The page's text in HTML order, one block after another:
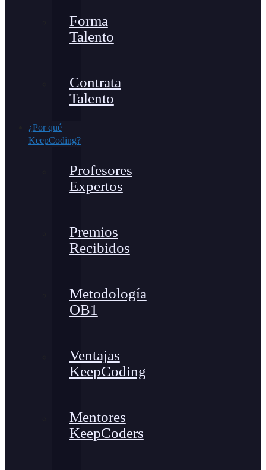
Forma
Talento
Contrata
Talento
¿Por qué
KeepCoding?
Profesores
Expertos
Premios
Recibidos
Metodología
OB1
Ventajas
KeepCoding
Mentores
KeepCoders